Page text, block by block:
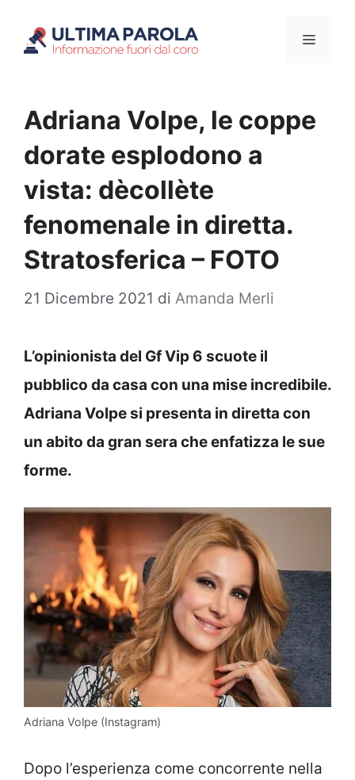
Menu
Adriana Volpe, le coppe
dorate esplodono a
vista: dècollète
fenomenale in diretta.
Stratosferica – FOTO
21 Dicembre 2021 di Amanda Merli
L’opinionista del Gf Vip 6 scuote il
pubblico da casa con una mise incredibile.
Adriana Volpe si presenta in diretta con
un abito da gran sera che enfatizza le sue
forme.
Adriana Volpe (Instagram)
Dopo l’esperienza come concorrente nella